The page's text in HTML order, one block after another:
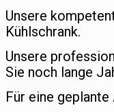
Unsere
Kühlschrank.
Unsere
Sie noch lange
Für eine